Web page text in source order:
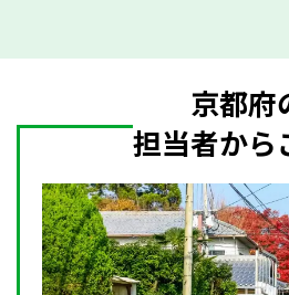
京都府
担当者から